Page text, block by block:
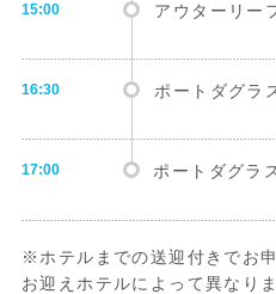
15:00 アウターリー
16:30 ポートダグラ
17:00 ポートダグラ
※ホテルまでの送迎付きでお
お迎えホテルによって異なり